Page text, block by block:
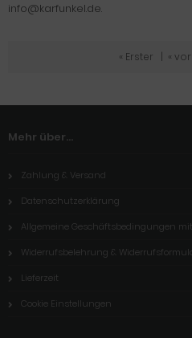
info@karfunkel.de.
« Erster «
Mehr über...
Zahlung & Versand
Datenschutzerklärung
Allgemeine Geschäftsbedingungen
Widerrufsbelehrung &
Lieferzeit
Cookie Einstellungen